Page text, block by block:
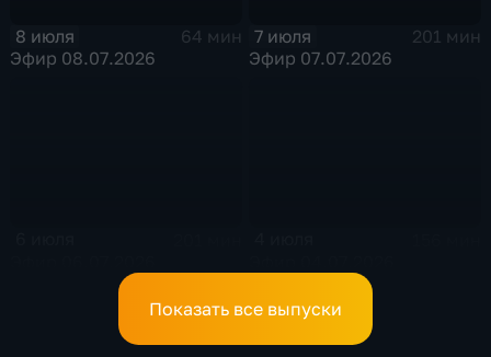
8 июля
64 мин
Эфир 08.07.2026
7 июля
201 мин
Эфир 07.07.2026
Показать все выпуски